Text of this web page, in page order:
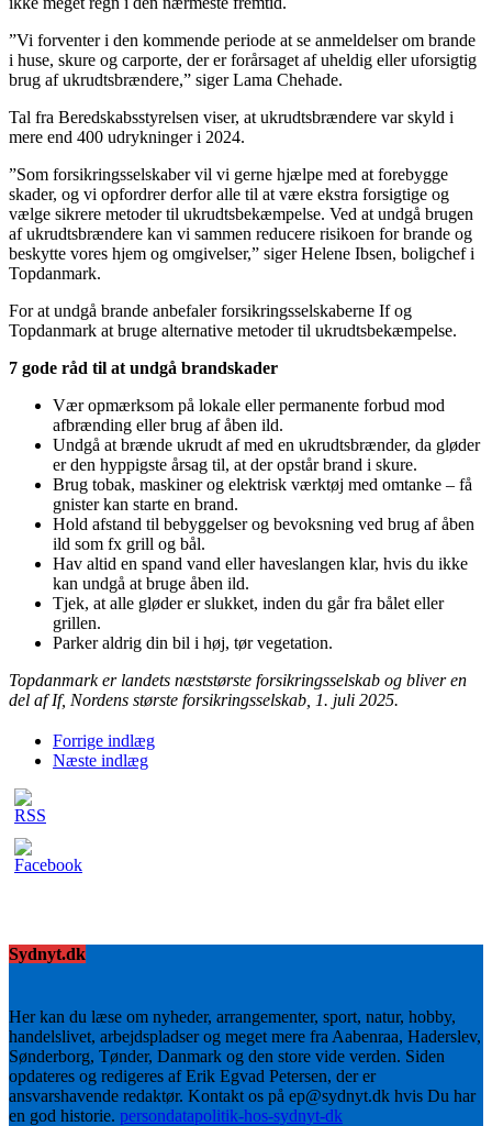
”Vi forventer i den kommende periode at se anmeldelser om brande
i huse, skure og carporte, der er forårsaget af uheldig eller uforsigtig
brug af ukrudtsbrændere,” siger Lama Chehade.
Tal fra Beredskabsstyrelsen viser, at ukrudtsbrændere var skyld i
mere end 400 udrykninger i 2024.
”Som forsikringsselskaber vil vi gerne hjælpe med at forebygge
skader, og vi opfordrer derfor alle til at være ekstra forsigtige og
vælge sikrere metoder til ukrudtsbekæmpelse. Ved at undgå brugen
af ukrudtsbrændere kan vi sammen reducere risikoen for brande og
beskytte vores hjem og omgivelser,” siger Helene Ibsen, boligchef i
Topdanmark.
For at undgå brande anbefaler forsikringsselskaberne If og
Topdanmark at bruge alternative metoder til ukrudtsbekæmpelse.
7 gode råd til at undgå brandskader
Vær opmærksom på lokale eller permanente forbud mod
afbrænding eller brug af åben ild.
Undgå at brænde ukrudt af med en ukrudtsbrænder, da gløder
er den hyppigste årsag til, at der opstår brand i skure.
Brug tobak, maskiner og elektrisk værktøj med omtanke – få
gnister kan starte en brand.
Hold afstand til bebyggelser og bevoksning ved brug af åben
ild som fx grill og bål.
Hav altid en spand vand eller haveslangen klar, hvis du ikke
kan undgå at bruge åben ild.
Tjek, at alle gløder er slukket, inden du går fra bålet eller
grillen.
Parker aldrig din bil i høj, tør vegetation.
Topdanmark er landets næststørste forsikringsselskab og bliver en
del af If, Nordens største forsikringsselskab, 1. juli 2025.
Forrige indlæg
Næste indlæg
Sydnyt.dk
Her kan du læse om nyheder, arrangementer, sport, natur, hobby,
handelslivet, arbejdspladser og meget mere fra Aabenraa, Haderslev,
Sønderborg, Tønder, Danmark og den store vide verden. Siden
opdateres og redigeres af Erik Egvad Petersen, der er
ansvarshavende redaktør. Kontakt os på ep@sydnyt.dk hvis Du har
en god historie. persondatapolitik-hos-sydnyt-dk